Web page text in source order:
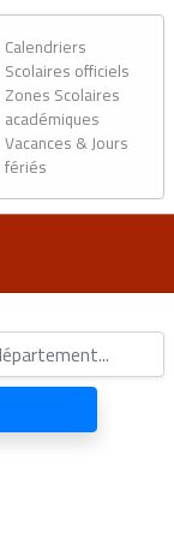
Calendriers
Scolaires officiels
Zones Scolaires
académiques
Vacances & Jours
fériés